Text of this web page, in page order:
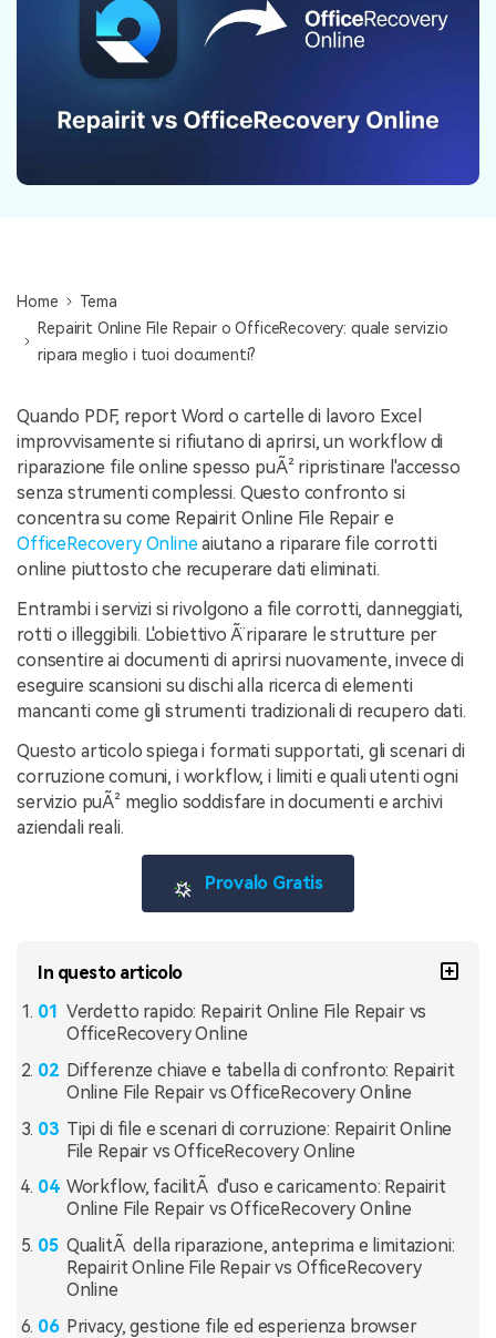
search
Home
Tema
Repairit Online File Repair o OfficeRecovery: quale servizio
ripara meglio i tuoi documenti?
Quando PDF, report Word o cartelle di lavoro Excel
improvvisamente si rifiutano di aprirsi, un workflow di
riparazione file online spesso puÃ² ripristinare l'accesso
senza strumenti complessi. Questo confronto si
concentra su come Repairit Online File Repair e
OfficeRecovery Onlineaiutano a riparare file corrotti
online piuttosto che recuperare dati eliminati.
Entrambi i servizi si rivolgono a file corrotti, danneggiati,
rotti o illeggibili. L'obiettivo Ã¨ riparare le strutture per
consentire ai documenti di aprirsi nuovamente, invece di
eseguire scansioni su dischi alla ricerca di elementi
mancanti come gli strumenti tradizionali di recupero dati.
Questo articolo spiega i formati supportati, gli scenari di
corruzione comuni, i workflow, i limiti e quali utenti ogni
servizio puÃ² meglio soddisfare in documenti e archivi
aziendali reali.
Provalo Gratis
In questo articolo
Verdetto rapido: Repairit Online File Repair vs
OfficeRecovery Online
Differenze chiave e tabella di confronto: Repairit
Online File Repair vs OfficeRecovery Online
Tipi di file e scenari di corruzione: Repairit Online
File Repair vs OfficeRecovery Online
Workflow, facilitÃ d'uso e caricamento: Repairit
Online File Repair vs OfficeRecovery Online
QualitÃ della riparazione, anteprima e limitazioni:
Repairit Online File Repair vs OfficeRecovery
Online
Privacy, gestione file ed esperienza browser